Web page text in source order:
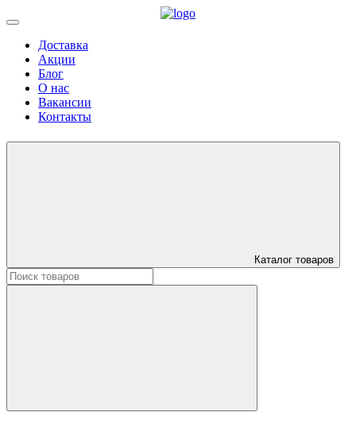
Доставка
Акции
Блог
О нас
Вакансии
Контакты
Каталог товаров
Искать: